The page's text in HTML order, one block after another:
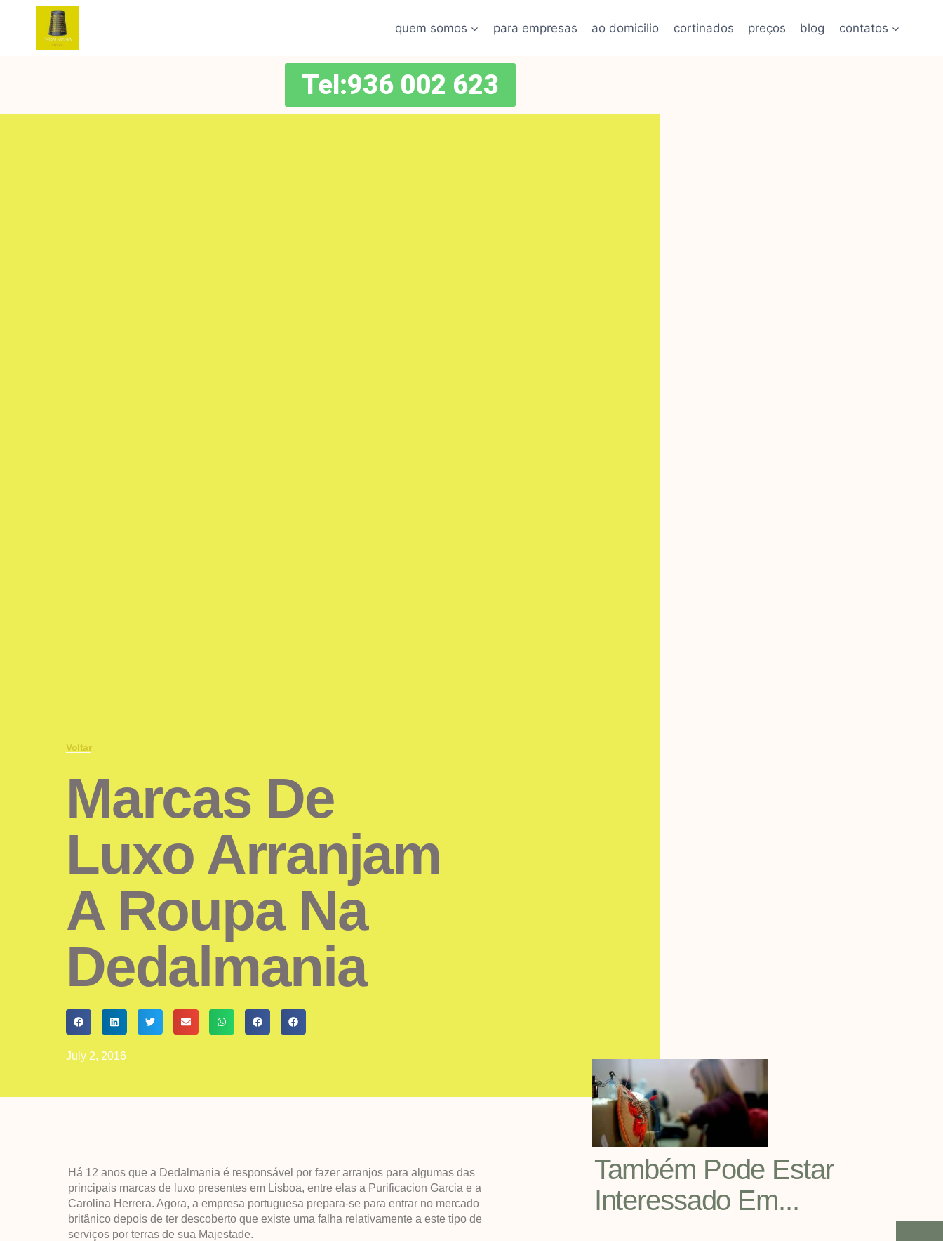
quem somos para empresas ao domicilio cortinados preços blog contatos
Tel:936 002 623
Voltar
Marcas De
Luxo Arranjam
A Roupa Na
Dedalmania
July 2, 2016
Há 12 anos que a Dedalmania é responsável por fazer arranjos para algumas das
principais marcas de luxo presentes em Lisboa, entre elas a Purificacion Garcia e a
Carolina Herrera. Agora, a empresa portuguesa prepara-se para entrar no mercado
britânico depois de ter descoberto que existe uma falha relativamente a este tipo de
serviços por terras de sua Majestade.
Também Pode Estar
Interessado Em...